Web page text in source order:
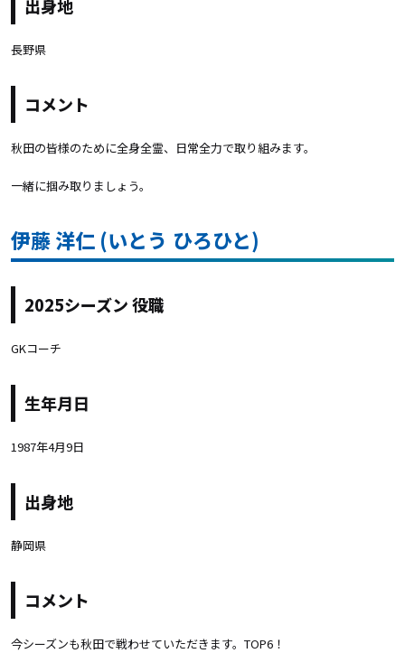
出身地
長野県
コメント
秋田の皆様のために全身全霊、日常全力で取り組みます。
一緒に掴み取りましょう。
伊藤 洋仁 (いとう ひろひと)
2025シーズン 役職
GKコーチ
生年月日
1987年4月9日
出身地
静岡県
コメント
今シーズンも秋田で戦わせていただきます。TOP6！